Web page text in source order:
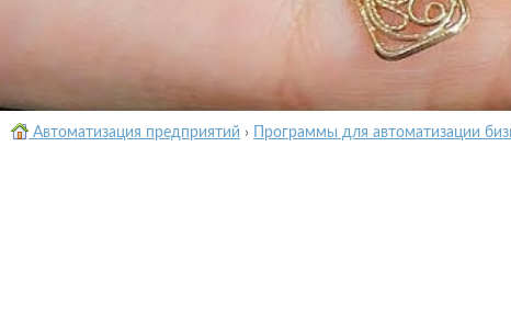
Автоматизация предприятий › Программы для автоматизации